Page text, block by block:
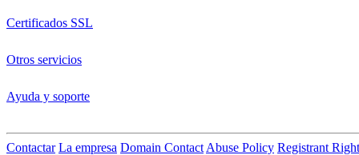
Certificados SSL
Otros servicios
Ayuda y soporte
Contactar La empresa Domain Contact Abuse Policy Registrant